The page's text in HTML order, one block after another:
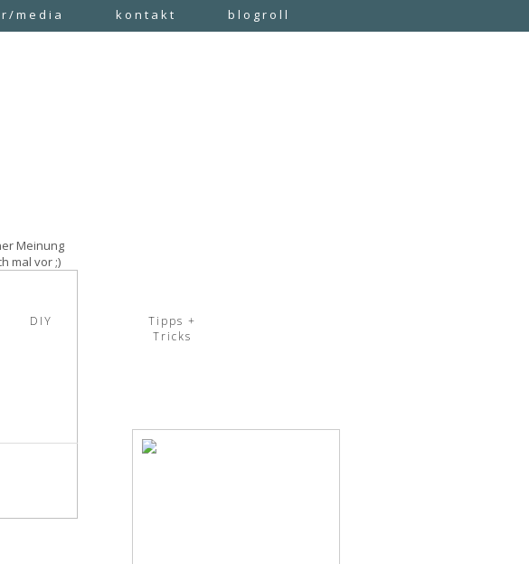
media kontakt blogroll
DIY
Tipps +
Tricks
Meinung
mal vor ;)